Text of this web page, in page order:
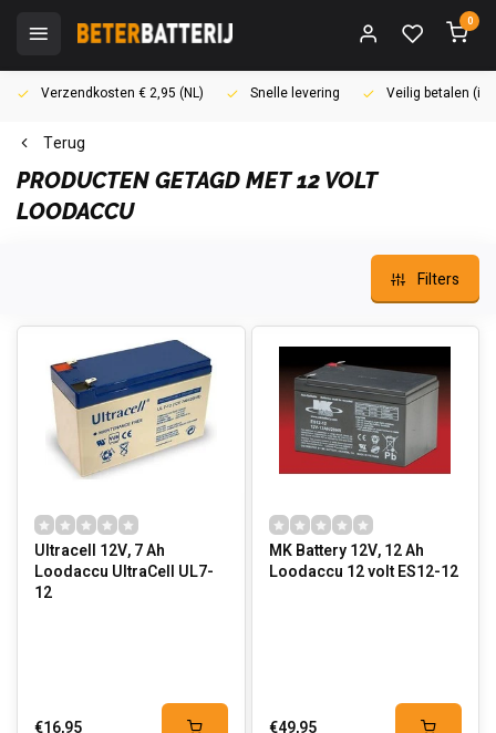
0
Verzendkosten € 2,95 (NL) Snelle levering Veilig betalen
Terug
PRODUCTEN GETAGD MET 12 VOLT
LOODACCU
Filters
Ultracell 12V, 7 Ah
Loodaccu UltraCell UL7-
12
€16,95
MK Battery 12V, 12 Ah
Loodaccu 12 volt ES12-12
€49,95